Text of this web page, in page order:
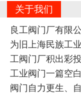
关于我们
良工阀门厂有限
为旧上海民族工
工阀门厂积出彩
工业阀门一篇空
阀门自力更生、